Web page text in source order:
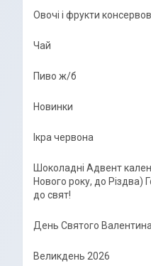
Овочі і фрукти
Чай
Пиво ж/б
Новинки
Ікра червона
Шоколадні Адвент
Нового року, до Різдва)
до свят!
День Святого
Великдень 2026